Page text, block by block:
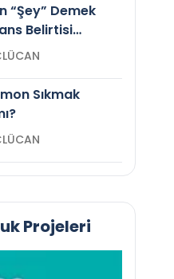
“Şey” Demek
Belirtisi
Sıkmak
Projeleri